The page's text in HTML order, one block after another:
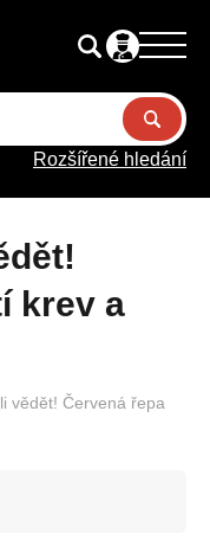
Rozšířené hledání
krev a
vědět! Červená řepa